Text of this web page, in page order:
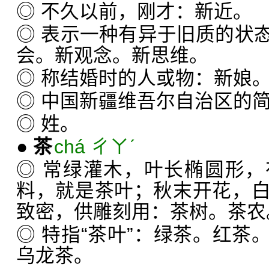
◎ 不久以前，刚才：新近。
◎ 表示一种有异于旧质的状
会。新观念。新思维。
◎ 称结婚时的人或物：新娘
◎ 中国新疆维吾尔自治区的
◎ 姓。
● 茶chá ㄔㄚˊ
◎ 常绿灌木，叶长椭圆形
料，就是茶叶；秋末开花，
致密，供雕刻用：茶树。茶
◎ 特指“茶叶”：绿茶。红茶
乌龙茶。